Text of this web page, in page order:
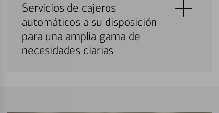
Servicios de cajeros
automáticos a su disposición
para una amplia gama de
necesidades diarias